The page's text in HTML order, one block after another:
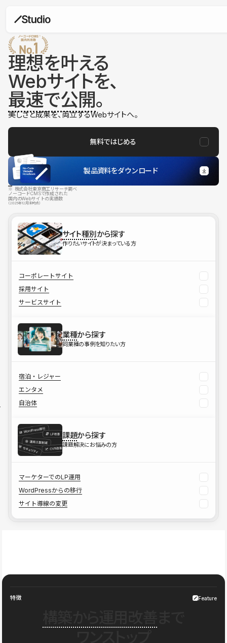
理想を叶える
Webサイトを、
最速で公開。
美しさと成果を、両立するWebサイトへ。
無料ではじめる
製品資料をダウンロード
※ 株式会社東京商工リサーチ調べ
ノーコードCMSで作成された
国内のWebサイトの実績数
（2025年12月末時点）
サイト種別から探す
作りたいサイトが決まっている方
コーポレートサイト
採用サイト
サービスサイト
業種から探す
同業種の事例を知りたい方
宿泊・レジャー
エンタメ
自治体
課題から探す
課題解決にお悩みの方
マーケターでのLP運用
WordPressからの移行
サイト導線の変更
特徴 Feature